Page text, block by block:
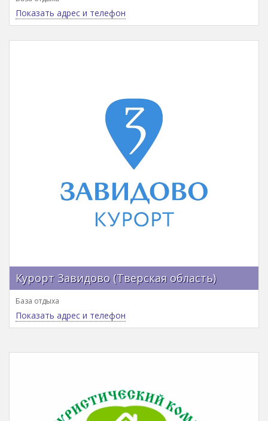
Показать адрес и телефон
Курорт Завидово (Тверская область)
База отдыха
Показать адрес и телефон